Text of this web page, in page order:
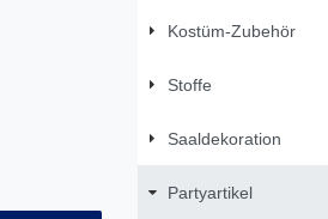
Kostüm-Zubehör
Stoffe
Saaldekoration
Partyartikel